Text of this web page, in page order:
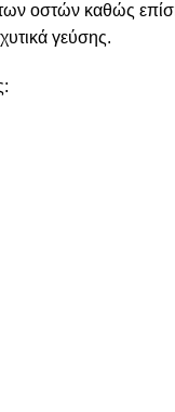
οστών καθώς
γεύσης.